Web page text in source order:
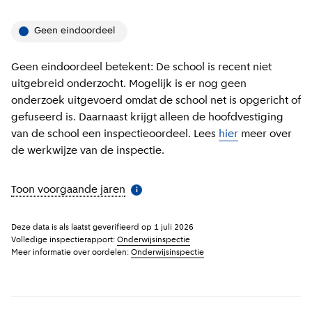
Geen eindoordeel
Geen eindoordeel betekent: De school is recent niet
uitgebreid onderzocht. Mogelijk is er nog geen
onderzoek uitgevoerd omdat de school net is opgericht of
gefuseerd is. Daarnaast krijgt alleen de hoofdvestiging
van de school een inspectieoordeel. Lees hier meer over
de werkwijze van de inspectie.
Toon voorgaande jaren Meer informatie
i
Deze data is als laatst geverifieerd op 1 juli 2026
Volledige inspectierapport: Onderwijsinspectie
Meer informatie over oordelen: Onderwijsinspectie